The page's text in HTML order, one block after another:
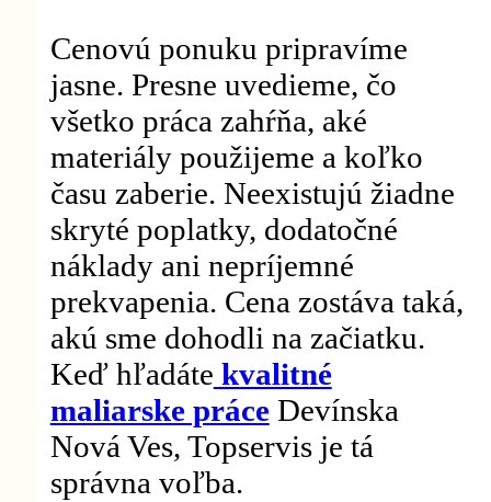
Cenovú ponuku pripravíme
jasne. Presne uvedieme, čo
všetko práca zahŕňa, aké
materiály použijeme a koľko
času zaberie. Neexistujú žiadne
skryté poplatky, dodatočné
náklady ani nepríjemné
prekvapenia. Cena zostáva taká,
akú sme dohodli na začiatku.
Keď hľadáte kvalitné
maliarske práce Devínska
Nová Ves, Topservis je tá
správna voľba.